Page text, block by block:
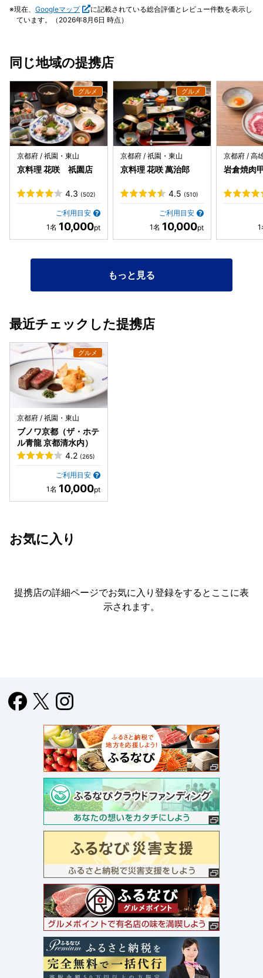
through6 the world. I especially like the foie gras and
現在、 Googleマップ
に記載されている総合評価とレビュー件数を表示し
ています。（2026年8月6日 時点）
同じ地域の提携店
京都府 / 祇園・東山
京料理 花咲 祇園店
4.3 (502)
ご利用目安
10,000
京都府 / 祇園・東山
京料理 花咲 萬治郎
4.5 (510)
ご利用目安
10,000
京都府 / 高
岩倉焼肉
もっと見る
最近チェックした提携店
京都府 / 祇園・東山
ブノワ京都（ザ・ホテ
ル青龍 京都清水内）
4.2 (265)
ご利用目安
10,000
お気に入り
提携店の詳細ページでお気に入り登録をすると ここに表
示されます。